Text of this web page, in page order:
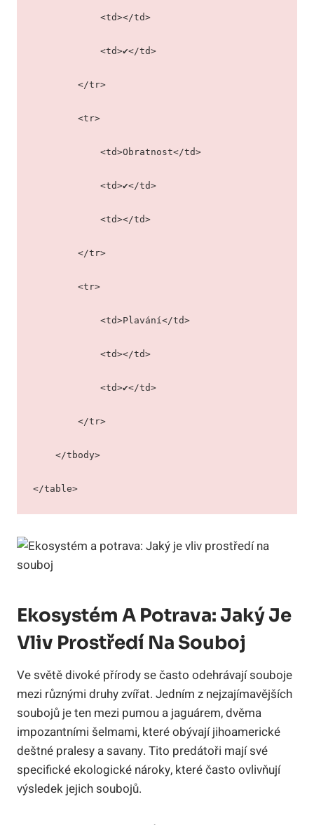
            <td></td>
            <td>✔</td>
        </tr>
        <tr>
            <td>Obratnost</td>
            <td>✔</td>
            <td></td>
        </tr>
        <tr>
            <td>Plavání</td>
            <td></td>
            <td>✔</td>
        </tr>
    </tbody>
</table>
Ekosystém A Potrava: Jaký Je
Vliv Prostředí Na Souboj
Ve světě divoké přírody se často odehrávají souboje
mezi různými druhy zvířat. Jedním z nejzajímavějších
soubojů je ten mezi pumou a jaguárem, dvěma
impozantními šelmami, které obývají jihoamerické
deštné pralesy a savany. Tito predátoři mají své
specifické ekologické nároky, které často ovlivňují
výsledek jejich soubojů.